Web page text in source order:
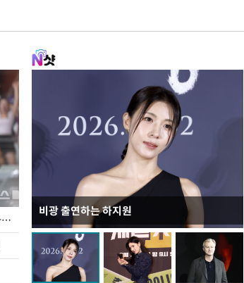
삼성전자, 7일부터 갤럭시 Z 폴드8 울트라·폴드8·플립8 출시
비광 출연하는 하지원
이재명 대통령, "수사·기소 분리 관련 대비책 최
선 다해 강구해야"